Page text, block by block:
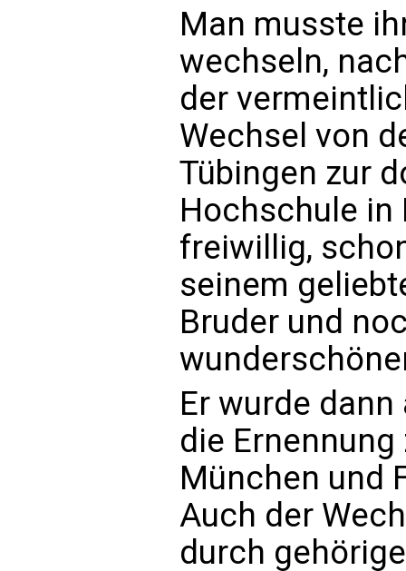
Man musste
wechseln,
der
Wechsel von
Tübingen zur
Hochschule in
freiwillig,
seinem
Bruder und
Er wurde
die
München und
Auch der
durch